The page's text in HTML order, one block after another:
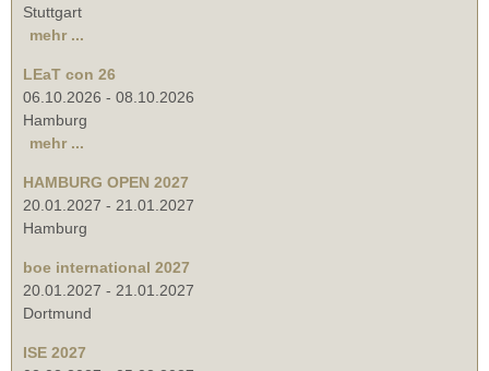
Stuttgart
mehr ...
LEaT con 26
06.10.2026 - 08.10.2026
Hamburg
mehr ...
HAMBURG OPEN 2027
20.01.2027 - 21.01.2027
Hamburg
boe international 2027
20.01.2027 - 21.01.2027
Dortmund
ISE 2027